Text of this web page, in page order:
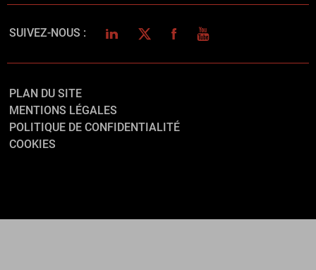
SUIVEZ-NOUS : LINKEDINTWITTERFACEBOOK
YOUTUBE
PLAN DU SITE
MENTIONS LÉGALES
POLITIQUE DE CONFIDENTIALITÉ
COOKIES